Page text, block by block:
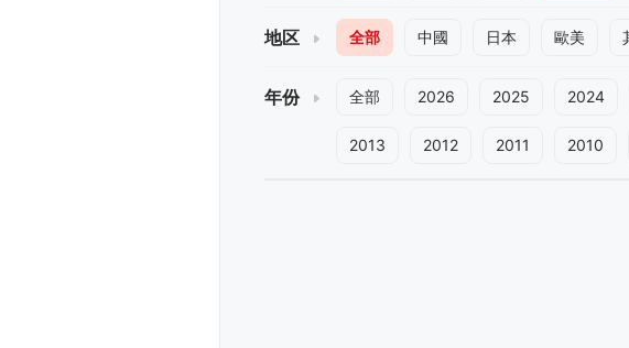
地区 全部 中國 日本 歐美
年份 全部 2026 2025 2024
2013 2012 2011 2010